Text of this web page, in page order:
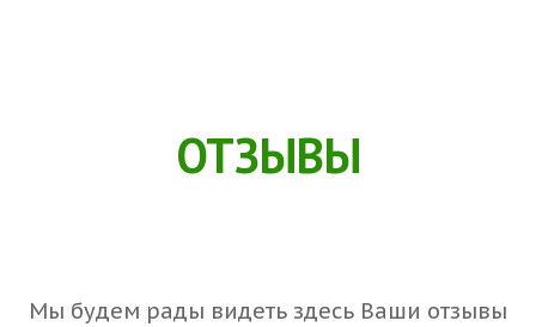
ОТЗЫВЫ
Мы будем рады видеть здесь Ваши отзывы